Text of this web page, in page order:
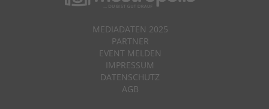
MEDIADATEN 2025
PARTNER
EVENT MELDEN
IMPRESSUM
DATENSCHUTZ
AGB